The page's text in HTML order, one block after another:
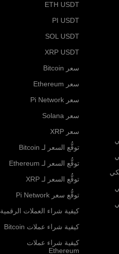
ETH USDT
PI USDT
SOL USDT
XRP USDT
سعر Bitcoin
سعر Ethereum
سعر Pi Network
سعر Solana
سعر XRP
توقُّع السعر لـ Bitcoin
توقُّع السعر لـ Ethereum
توقُّع السعر لـ XRP
توقُّع سعر Pi Network
كيفية شراء العملات الرقمية
كيفية شراء عملات Bitcoin
كيفية شراء عملات
Ethereum